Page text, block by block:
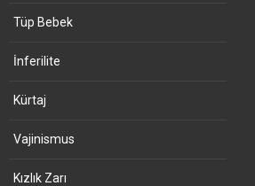
Tüp Bebek
İnferilite
Kürtaj
Vajinismus
Kızlık Zarı